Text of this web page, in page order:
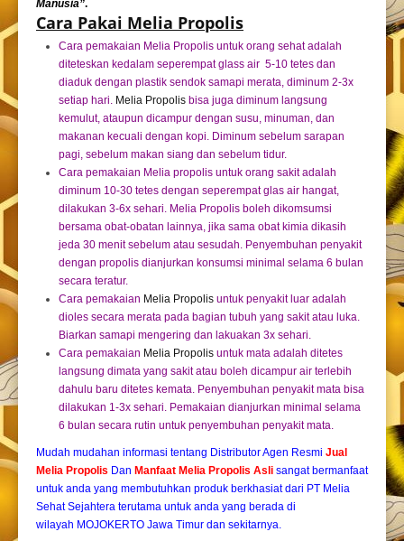
Manusia”.
Cara Pakai Melia Propolis
Cara pemakaian Melia Propolis untuk orang sehat adalah
diteteskan kedalam seperempat glass air 5-10 tetes dan
diaduk dengan plastik sendok samapi merata, diminum 2-3x
setiap hari. Melia Propolis bisa juga diminum langsung
kemulut, ataupun dicampur dengan susu, minuman, dan
makanan kecuali dengan kopi. Diminum sebelum sarapan
pagi, sebelum makan siang dan sebelum tidur.
Cara pemakaian Melia propolis untuk orang sakit adalah
diminum 10-30 tetes dengan seperempat glas air hangat,
dilakukan 3-6x sehari. Melia Propolis boleh dikomsumsi
bersama obat-obatan lainnya, jika sama obat kimia dikasih
jeda 30 menit sebelum atau sesudah. Penyembuhan penyakit
dengan propolis dianjurkan konsumsi minimal selama 6 bulan
secara teratur.
Cara pemakaian Melia Propolis untuk penyakit luar adalah
dioles secara merata pada bagian tubuh yang sakit atau luka.
Biarkan samapi mengering dan lakuakan 3x sehari.
Cara pemakaian Melia Propolis untuk mata adalah ditetes
langsung dimata yang sakit atau boleh dicampur air terlebih
dahulu baru ditetes kemata. Penyembuhan penyakit mata bisa
dilakukan 1-3x sehari. Pemakaian dianjurkan minimal selama
6 bulan secara rutin untuk penyembuhan penyakit mata.
Mudah mudahan informasi tentang Distributor Agen Resmi Jual
Melia Propolis Dan Manfaat Melia Propolis Asli sangat bermanfaat
untuk anda yang membutuhkan produk berkhasiat dari PT Melia
Sehat Sejahtera terutama untuk anda yang berada di
wilayah MOJOKERTO Jawa Timur dan sekitarnya.